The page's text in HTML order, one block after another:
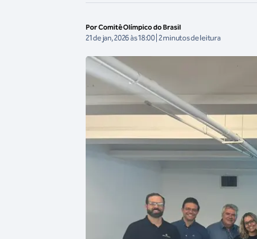
Por Comitê Olímpico do Brasil
21 de jan, 2026 às 18:00 | 2 minutos de leitura